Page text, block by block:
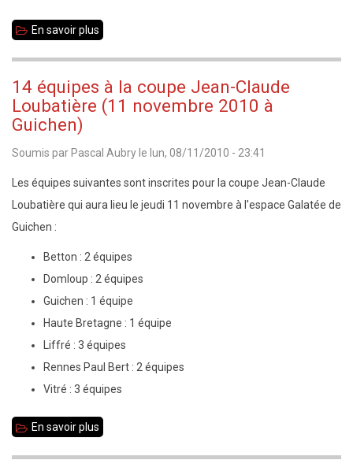
départementale)
En savoir plus
toutes
catégories
appariements
de
la
14 équipes à la coupe Jean-Claude
Loubatière (11 novembre 2010 à
Guichen)
Soumis par Pascal Aubry le lun, 08/11/2010 - 23:41
Les équipes suivantes sont inscrites pour la coupe Jean-Claude
Loubatière qui aura lieu le jeudi 11 novembre à l'espace Galatée de
Guichen :
Betton : 2 équipes
Domloup : 2 équipes
Guichen : 1 équipe
Haute Bretagne : 1 équipe
Liffré : 3 équipes
Rennes Paul Bert : 2 équipes
Vitré : 3 équipes
En savoir plus